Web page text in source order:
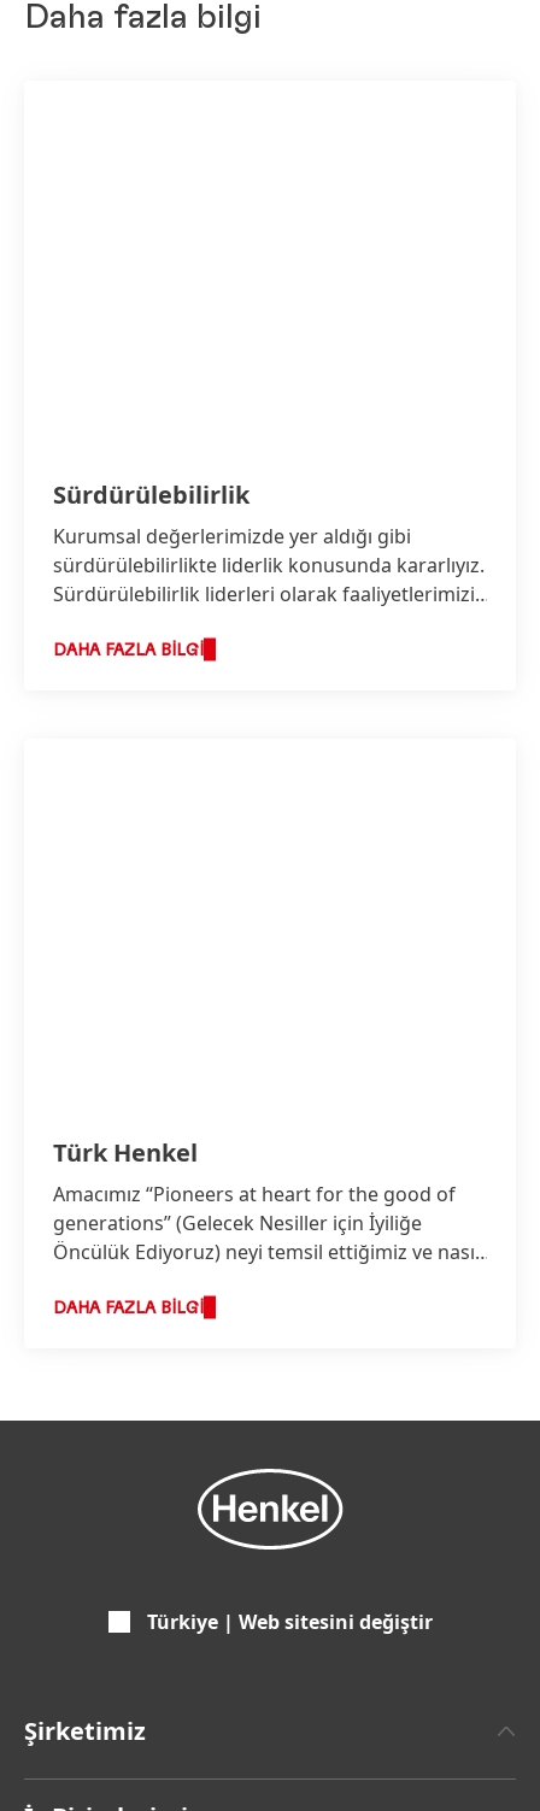
Daha fazla bilgi
Sürdürülebilirlik
Kurumsal değerlerimizde yer aldığı gibi
sürdürülebilirlikte liderlik konusunda kararlıyız.
Sürdürülebilirlik liderleri olarak faaliyetlerimizi
başarımızı artırmaya devam ederken,
DAHA FAZLA BILGI
Türk Henkel
Amacımız “Pioneers at heart for the good of
generations”(Gelecek Nesiller için İyiliğe
Öncülük Ediyoruz) neyi temsil ettiğimiz ve nasıl
stratejimizin temelini oluşturur.
DAHA FAZLA BILGI
Türkiye | Web sitesini değiştir
Şirketimiz